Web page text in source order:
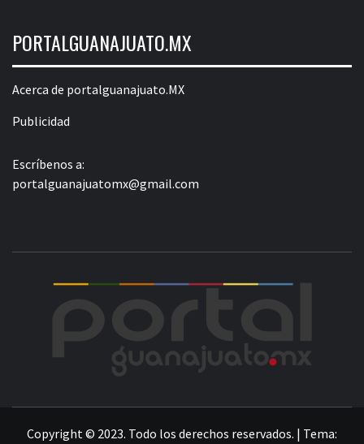
PORTALGUANAJUATO.MX
Acerca de portalguanajuato.MX
Publicidad
Escríbenos a:
portalguanajuatomx@gmail.com
Copyright © 2023. Todo los derechos reservados. | Tema: